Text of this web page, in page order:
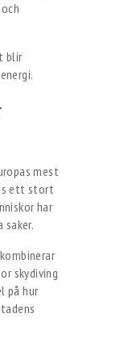
blir
mest
ett stort
har
skydiving
på hur